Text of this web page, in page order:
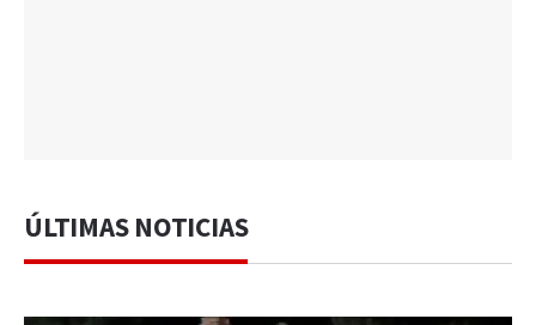
ÚLTIMAS NOTICIAS